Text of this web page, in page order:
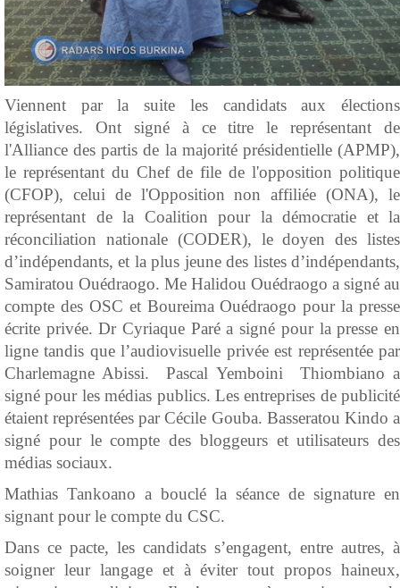
Viennent par la suite les candidats aux élections
législatives. Ont signé à ce titre le représentant de
l'Alliance des partis de la majorité présidentielle (APMP),
le représentant du Chef de file de l'opposition politique
(CFOP), celui de l'Opposition non affiliée (ONA), le
représentant de la Coalition pour la démocratie et la
réconciliation nationale (CODER), le doyen des listes
d’indépendants, et la plus jeune des listes d’indépendants,
Samiratou Ouédraogo. Me Halidou Ouédraogo a signé au
compte des OSC et Boureima Ouédraogo pour la presse
écrite privée. Dr Cyriaque Paré a signé pour la presse en
ligne tandis que l’audiovisuelle privée est représentée par
Charlemagne Abissi. Pascal Yemboini Thiombiano a
signé pour les médias publics. Les entreprises de publicité
étaient représentées par Cécile Gouba. Basseratou Kindo a
signé pour le compte des bloggeurs et utilisateurs des
médias sociaux.
Mathias Tankoano a bouclé la séance de signature en
signant pour le compte du CSC.
Dans ce pacte, les candidats s’engagent, entre autres, à
soigner leur langage et à éviter tout propos haineux,